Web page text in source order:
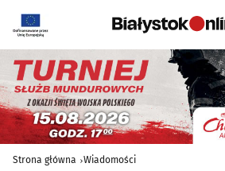
Strona główna Wiadomości